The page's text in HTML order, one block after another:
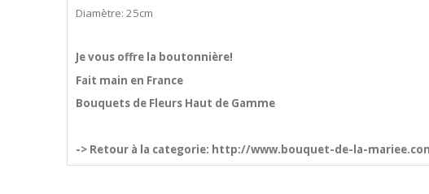
Diamètre: 25cm
Je vous offre la boutonnière!
Fait main en France
Bouquets de Fleurs Haut de Gamme
-> Retour à la categorie: http://www.bouquet-de-la-